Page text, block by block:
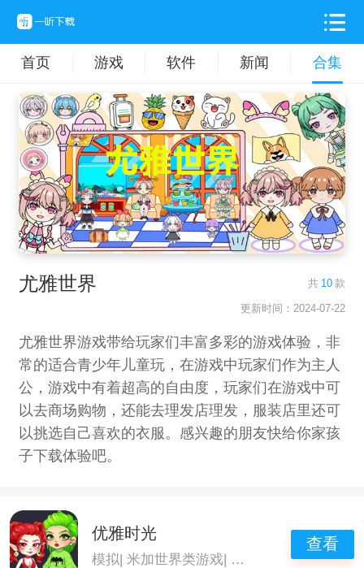
首页 游戏 软件 新闻 合集
尤雅世界 共 10 款
更新时间：2024-07-22
尤雅世界游戏带给玩家们丰富多彩的游戏体验，非
常的适合青少年儿童玩，在游戏中玩家们作为主人
公，游戏中有着超高的自由度，玩家们在游戏中可
以去商场购物，还能去理发店理发，服装店里还可
以挑选自己喜欢的衣服。感兴趣的朋友快给你家孩
子下载体验吧。
优雅时光
模拟|米加世界类游戏| 尤雅世界系列游戏大
查看